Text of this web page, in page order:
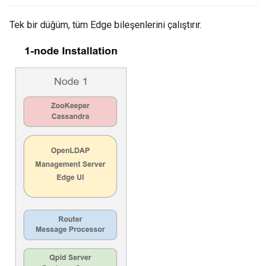
Tek bir düğüm, tüm Edge bileşenlerini çalıştırır.